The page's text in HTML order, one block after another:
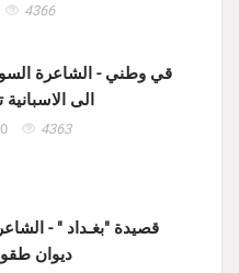
4366
قي وطني - الشاعرة
الى
4363
قصيدة "بغـداد " -
ديوان